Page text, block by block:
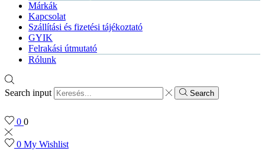
Márkák
Kapcsolat
Szállítási és fizetési tájékoztató
GYIK
Felrakási útmutató
Rólunk
Search input Search
0 0
0 My Wishlist